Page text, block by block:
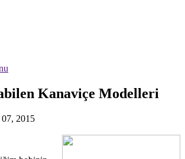
Kanaviçe Modelleri
2015